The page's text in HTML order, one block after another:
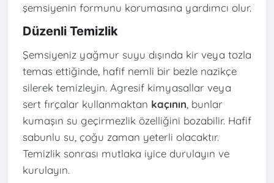
şemsiyenin formunu korumasına yardımcı olur.
Düzenli Temizlik
Şemsiyeniz yağmur suyu dışında kir veya tozla
temas ettiğinde, hafif nemli bir bezle nazikçe
silerek temizleyin. Agresif kimyasallar veya
sert fırçalar kullanmaktan kaçının , bunlar
kumaşın su geçirmezlik özelliğini bozabilir. Hafif
sabunlu su, çoğu zaman yeterli olacaktır.
Temizlik sonrası mutlaka iyice durulayın ve
kurulayın.